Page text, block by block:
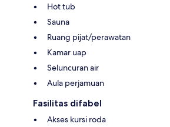
Hot tub
Sauna
Ruang pijat/perawatan
Kamar uap
Seluncuran air
Aula perjamuan
Fasilitas difabel
Akses kursi roda